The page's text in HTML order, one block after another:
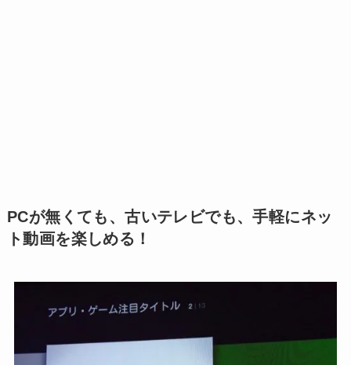
PCが無くても、古いテレビでも、手軽にネッ
ト動画を楽しめる！